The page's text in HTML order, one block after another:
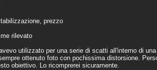
prezzo
rilevato
utilizzato per una serie di scatti all'interno di
ottenuto foto con pochissima distorsione.
obiettivo. Lo ricomprerei sicuramente.